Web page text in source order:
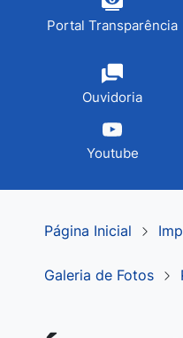
Portal Transparência
Ouvidoria
Youtube
Página Inicial
Galeria de Fotos